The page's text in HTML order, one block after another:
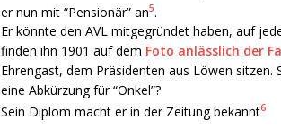
er nun mit “Pensionär” an5.
Er könnte den AVL mitgegründet haben, auf
finden ihn 1901 auf dem Foto anlässlich der
Ehrengast, dem Präsidenten aus Löwen sitzen.
eine Abkürzung für “Onkel”?
Sein Diplom macht er in der Zeitung bekannt6